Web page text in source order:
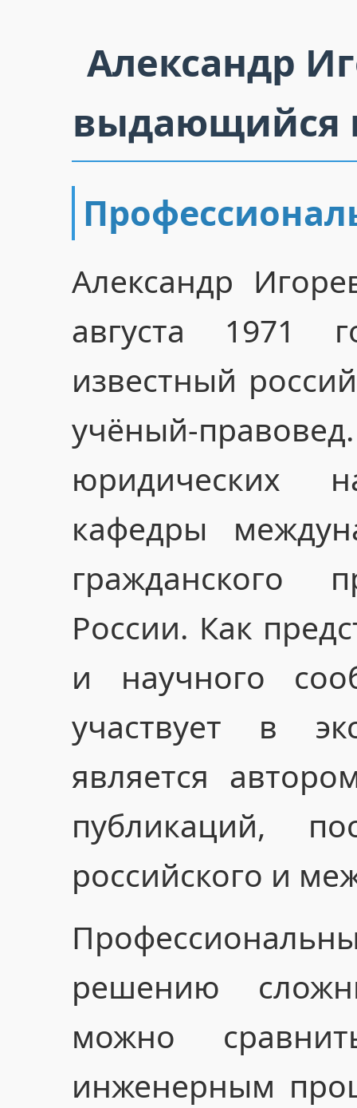
Александр
выдающийся
Александр
августа 1971
известный
учёный-
юридических
кафедры
России. Как
и научного
участвует в
является
публикаций,
российского и
решению
можно
инженерным